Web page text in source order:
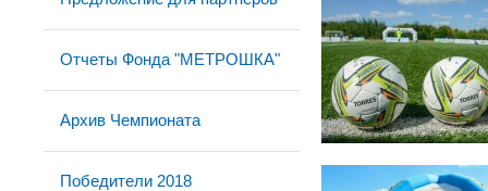
Отчеты Фонда "МЕТРОШКА"
Архив Чемпионата
Победители 2018